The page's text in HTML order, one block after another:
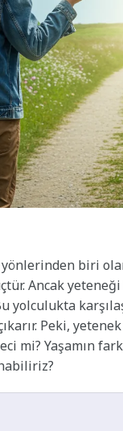
biri
Ancak
Peki,
Yaşamın